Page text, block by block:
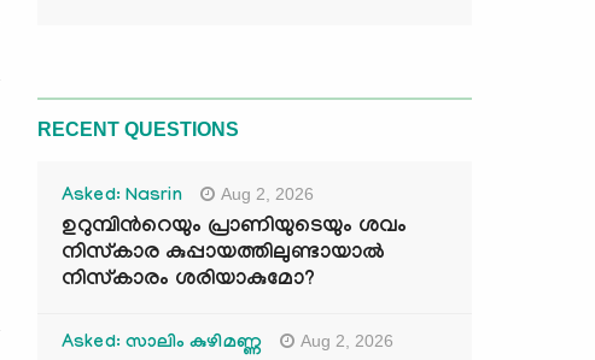
RECENT QUESTIONS
Asked: Nasrin Aug 2, 2026
ഉറുമ്പിന്‍റെയും പ്രാണിയുടെയും ശവം
നിസ്കാര കുപ്പായത്തിലുണ്ടായാൽ
നിസ്കാരം ശരിയാകുമോ?
Asked: സാലിം കുഴിമണ്ണ Aug 2, 2026